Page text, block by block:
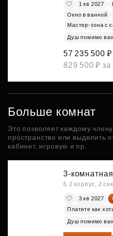
1 кв 2027
Окно в ванной
Мастер-зона с
Душ помимо
57 235 500 ₽
829 500 ₽ за
Больше комнат
Это позволяет каждому
пространство или выделить
кабинет, игровую и пр.
3-
6.2 корпус, 2
3 кв 2027
Платите как
Душ помимо